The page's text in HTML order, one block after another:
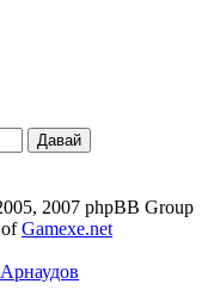
2007 phpBB Group
Gamexe.net